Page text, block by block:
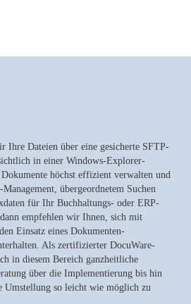
Ihre Dateien über eine gesicherte SFTP-
in einer Windows-Explorer-
höchst effizient verwalten und
übergeordnetem Suchen
für Ihr Buchhaltungs- oder ERP-
empfehlen wir Ihnen, sich mit
Einsatz eines Dokumenten-
Als zertifizierter DocuWare-
in diesem Bereich ganzheitliche
über die Implementierung bis hin
Umstellung so leicht wie möglich zu